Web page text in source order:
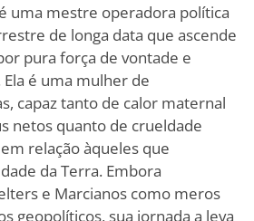
uma mestre operadora política
de longa data que ascende
pura força de vontade e
é uma mulher de
capaz tanto de calor maternal
netos quanto de crueldade
relação àqueles que
da Terra. Embora
e Marcianos como meros
geopolíticos, sua jornada a leva